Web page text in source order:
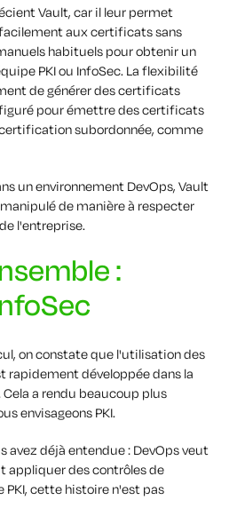
Vault, car il leur permet
aux certificats sans
habituels pour obtenir un
PKI ou InfoSec. La flexibilité
de générer des certificats
pour émettre des certificats
subordonnée, comme
un environnement DevOps, Vault
de manière à respecter
l'entreprise.
:
on constate que l'utilisation des
rapidement développée dans la
a rendu beaucoup plus
envisageons PKI.
avez déjà entendue : DevOps veut
appliquer des contrôles de
cette histoire n'est pas